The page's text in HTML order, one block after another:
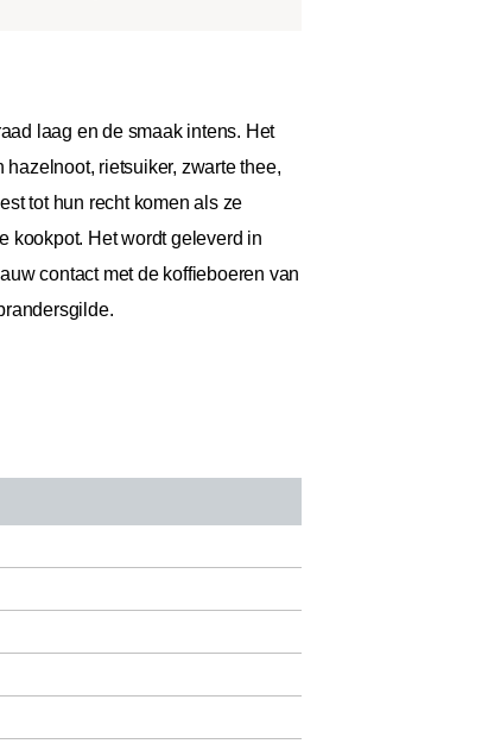
laag en de smaak intens. Het
rietsuiker, zwarte thee,
tot hun recht komen als ze
kookpot. Het wordt geleverd in
contact met de koffieboeren van